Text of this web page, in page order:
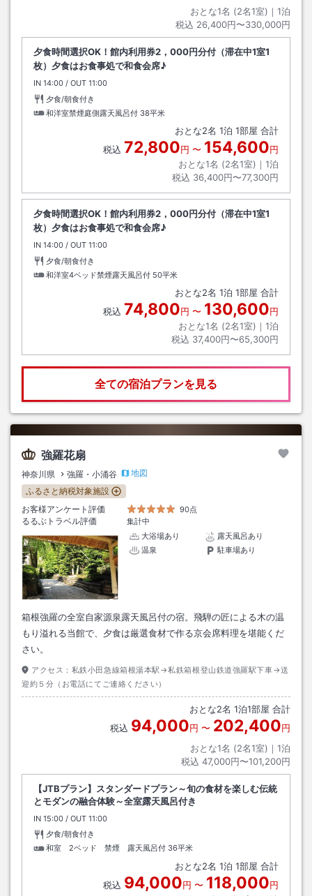
おとな1名 (2名1室)｜ 1泊
税込 26,400円〜330,000円
夕食時間選択OK！館内利用券2，000円分付（滞在中1室1
枚）夕食はお食事処で和食会席♪
IN チェックイン
14:00 / OUT チェックアウト
11:00
夕食/朝食付き
和洋室禁煙庭側露天風呂付 38平米
おとな2名 1泊 1部屋 合計
税込 72,800円 〜 154,600円
おとな1名 (2名1室)｜ 1泊
税込 36,400円〜77,300円
夕食時間選択OK！館内利用券2，000円分付（滞在中1室1
枚）夕食はお食事処で和食会席♪
IN チェックイン
14:00 / OUT チェックアウト
11:00
夕食/朝食付き
和洋室4ベッド禁煙露天風呂付 50平米
おとな2名 1泊 1部屋 合計
税込 74,800円 〜 130,600円
おとな1名 (2名1室)｜ 1泊
税込 37,400円〜65,300円
全ての宿泊プランを見る
強羅花扇
神奈川県 強羅・小涌谷
地図
ふるさと納税対象施設
お客様アンケート評価
90点
るるぶトラベル評価
集計中
大浴場あり
露天風呂あり
温泉
駐車場あり
箱根強羅の全室自家源泉露天風呂付の宿。飛騨の匠による木の温
もり溢れる当館で、夕食は厳選食材で作る京会席料理を堪能くだ
さい。
アクセス： 私鉄小田急線箱根湯本駅→私鉄箱根登山鉄道強羅駅下車→送
迎約５分（お電話にてご連絡ください）
おとな2名 1泊1部屋 合計
税込 94,000円 〜 202,400円
おとな1名 (2名1室)｜ 1泊
税込 47,000円〜101,200円
【JTBプラン】スタンダードプラン～旬の食材を楽しむ伝統
とモダンの融合体験～全室露天風呂付き
IN チェックイン
15:00 / OUT チェックアウト
11:00
夕食/朝食付き
和室 2ベッド 禁煙 露天風呂付 36平米
おとな2名 1泊 1部屋 合計
税込 94,000円 〜 118,000円